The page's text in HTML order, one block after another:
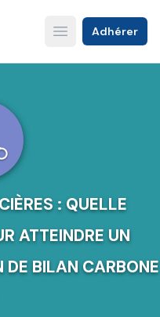
Open main menu
Adhérer
: QUELLE
ATTEINDRE UN
DE BILAN CARBONE